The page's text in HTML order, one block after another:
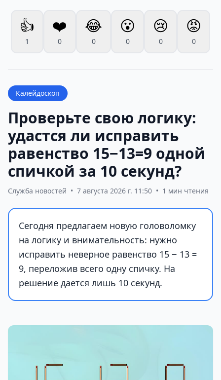
👍
1
❤️
0
😂
0
😮
0
😢
0
😡
0
Калейдоскоп
Проверьте свою логику:
удастся ли исправить
равенство 15−13=9 одной
спичкой за 10 секунд?
Служба новостей • 7 августа 2026 г. 11:50 • 1 мин чтения
Сегодня предлагаем новую головоломку
на логику и внимательность: нужно
исправить неверное равенство 15 − 13 =
9, переложив всего одну спичку. На
решение дается лишь 10 секунд.